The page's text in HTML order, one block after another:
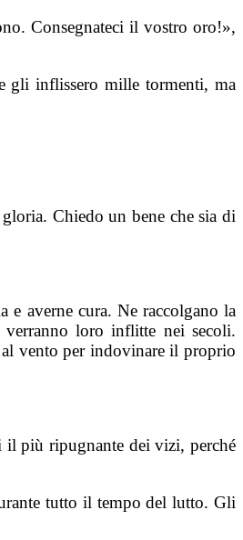
Consegnateci il vostro oro!»,
gli inflissero mille tormenti, ma
Chiedo un bene che sia di
averne cura. Ne raccolgano la
verranno loro inflitte nei secoli.
vento per indovinare il proprio
il più ripugnante dei vizi, perché
tutto il tempo del lutto. Gli